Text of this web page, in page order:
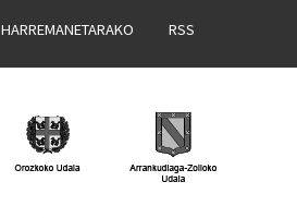
HARREMANETARAKO RSS